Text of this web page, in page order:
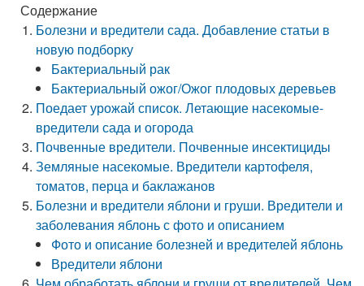
Содержание
Болезни и вредители сада. Добавление статьи в
новую подборку
Бактериальный рак
Бактериальный ожог/Ожог плодовых деревьев
Поедает урожай список. Летающие насекомые-
вредители сада и огорода
Почвенные вредители. Почвенные инсектициды
Земляные насекомые. Вредители картофеля,
томатов, перца и баклажанов
Болезни и вредители яблони и груши. Вредители и
заболевания яблонь с фото и описанием
Фото и описание болезней и вредителей яблонь
Вредители яблони